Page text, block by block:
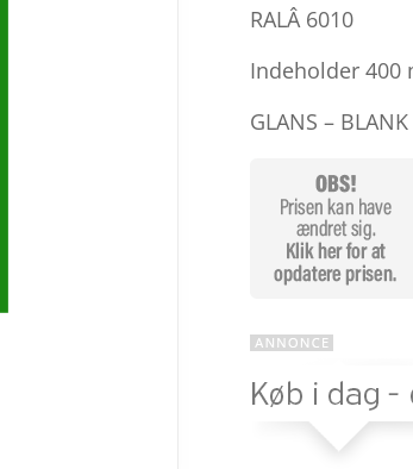
kundebedøm
melser
RALÂ 6010
Indeholder 400
GLANS –